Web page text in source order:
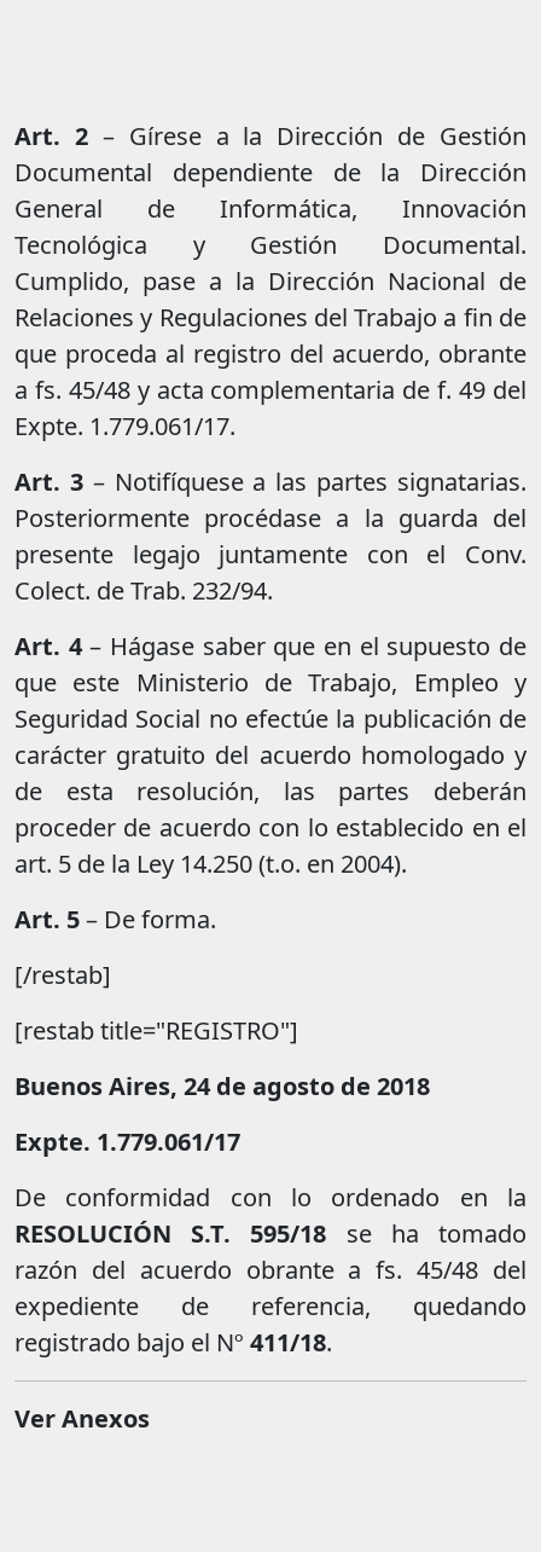
Art. 2 – Gírese a la Dirección de Gestión
Documental dependiente de la Dirección
General de Informática, Innovación
Tecnológica y Gestión Documental.
Cumplido, pase a la Dirección Nacional de
Relaciones y Regulaciones del Trabajo a fin de
que proceda al registro del acuerdo, obrante
a fs. 45/48 y acta complementaria de f. 49 del
Expte. 1.779.061/17.
Art. 3– Notifíquese a las partes signatarias.
Posteriormente procédase a la guarda del
presente legajo juntamente con el Conv.
Colect. de Trab. 232/94.
Art. 4– Hágase saber que en el supuesto de
que este Ministerio de Trabajo, Empleo y
Seguridad Social no efectúe la publicación de
carácter gratuito del acuerdo homologado y
de esta resolución, las partes deberán
proceder de acuerdo con lo establecido en el
art. 5 de la Ley 14.250 (t.o. en 2004).
Art. 5– De forma.
[/restab]
[restab title="REGISTRO"]
Buenos Aires, 24 de agosto de 2018
Expte. 1.779.061/17
De conformidad con lo ordenado en la
RESOLUCIÓN S.T. 595/18 se ha tomado
razón del acuerdo obrante a fs. 45/48 del
expediente de referencia, quedando
registrado bajo el Nº 411/18.
Ver Anexos